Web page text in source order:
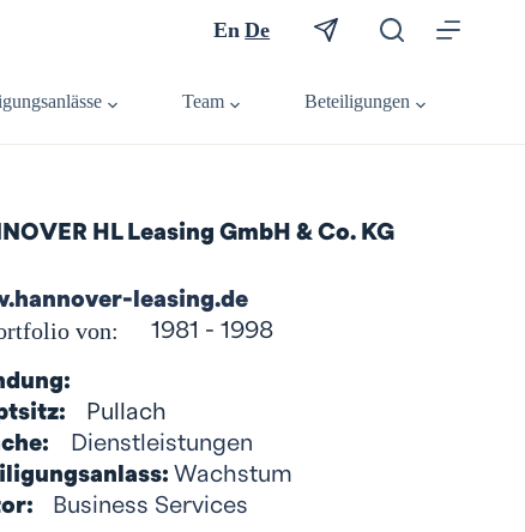
En De
Team Beteiligungen
HL Leasing GmbH & Co. KG
leasing.de
von: 1981 - 1998
Pullach
Dienstleistungen
Wachstum
Business Services